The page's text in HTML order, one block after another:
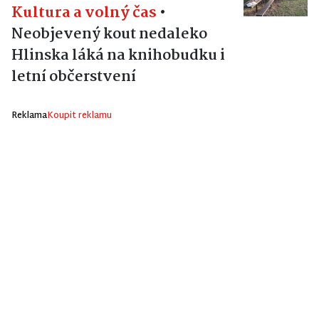
Kultura a volný čas •
Neobjevený kout nedaleko
Hlinska láká na knihobudku i
letní občerstvení
ReklamaKoupit reklamu